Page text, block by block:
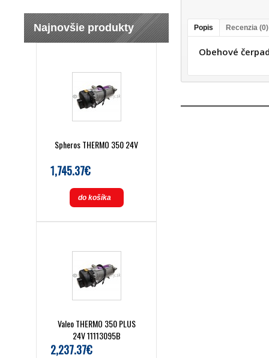
Najnovšie produkty
Spheros THERMO 350 24V
1,745.37€
do košíka
Valeo THERMO 350 PLUS
24V 11113095B
2,237.37€
Popis Recenzia (0)
Obehové